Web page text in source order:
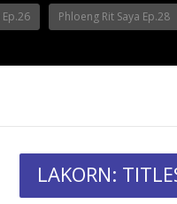
Phloeng Rit Saya Ep.28
LAKORN: